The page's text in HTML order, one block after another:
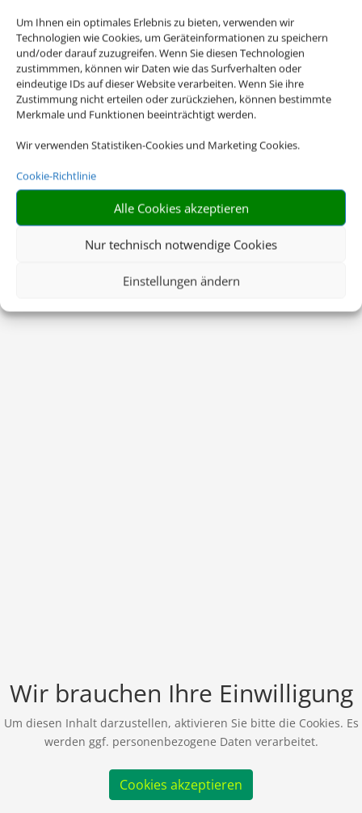
Um Ihnen ein optimales Erlebnis zu bieten, verwenden wir
Technologien wie Cookies, um Geräteinformationen zu speichern
und/oder darauf zuzugreifen. Wenn Sie diesen Technologien
zustimmmen, können wir Daten wie das Surfverhalten oder
eindeutige IDs auf dieser Website verarbeiten. Wenn Sie ihre
Zustimmung nicht erteilen oder zurückziehen, können bestimmte
Merkmale und Funktionen beeinträchtigt werden.
Wir verwenden Statistiken-Cookies und Marketing Cookies.
Cookie-Richtlinie
Alle Cookies akzeptieren
Nur technisch notwendige Cookies
Einstellungen ändern
Wir brauchen Ihre Einwilligung
Um diesen Inhalt darzustellen, aktivieren Sie bitte die Cookies. Es
werden ggf. personenbezogene Daten verarbeitet.
Cookies akzeptieren